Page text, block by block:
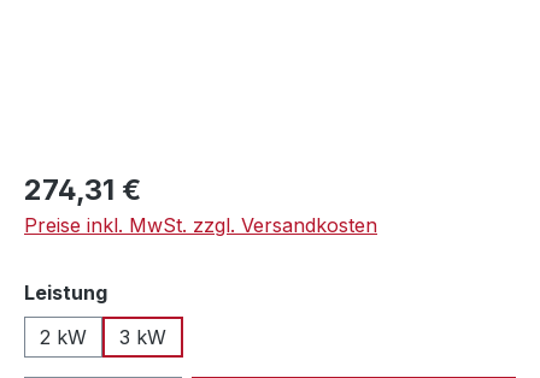
Regulärer Preis:
274,31 €
Preise inkl. MwSt. zzgl. Versandkosten
Leistungauswählen
2 kW
3 kW